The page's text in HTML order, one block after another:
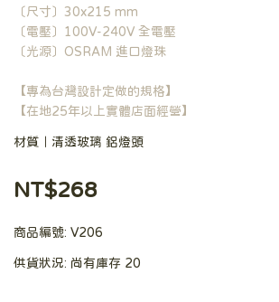
〔尺寸〕30x215 mm
〔電壓〕100V-240V 全電壓
〔光源〕OSRAM 進口燈珠
【專為台灣設計定做的規格】
【在地25年以上實體店面經營】
材質｜清透玻璃 鋁燈頭
NT$268
商品編號: V206
供貨狀況: 尚有庫存 20